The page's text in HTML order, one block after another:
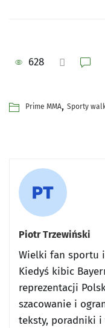
628
Prime MMA, Sporty
Piotr Trzewiński
Wielki fan sportu
Kiedyś kibic
reprezentacji
szacowanie i
teksty, poradniki